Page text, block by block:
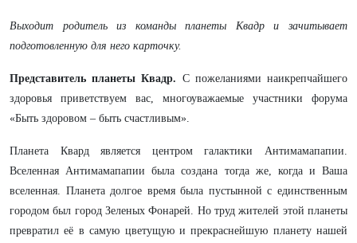
Выходит родитель из команды планеты Квадр и зачитывает
подготовленную для него карточку.
Представитель планеты Квадр. С пожеланиями наикрепчайшего
здоровья приветствуем вас, многоуважаемые участники форума
«Быть здоровом – быть счастливым».
Планета Квард является центром галактики Антимамапапии.
Вселенная Антимамапапии была создана тогда же, когда и Ваша
вселенная. Планета долгое время была пустынной с единственным
городом был город Зеленых Фонарей. Но труд жителей этой планеты
превратил её в самую цветущую и прекраснейшую планету нашей